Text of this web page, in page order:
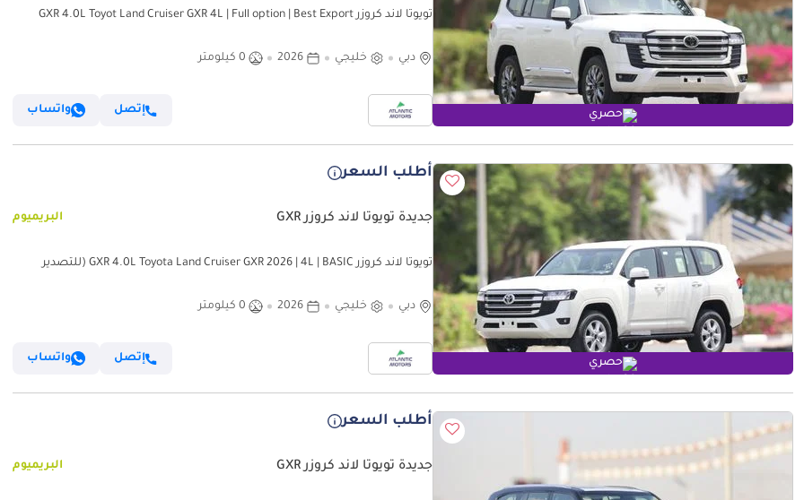
حصري
تويوتا لاند كروزر GXR 4.0L Toyot Land Cruiser GXR 4L | Full option | Best Export
دبي خليجي 2026 0 كيلومتر
إتصل واتساب
حصري
أطلب السعر
جديدة تويوتا لاند كروزر GXR البريميوم
تويوتا لاند كروزر GXR 4.0L Toyota Land Cruiser GXR 2026 | 4L | BASIC (للتصدير
دبي خليجي 2026 0 كيلومتر
إتصل واتساب
أطلب السعر
جديدة تويوتا لاند كروزر GXR البريميوم